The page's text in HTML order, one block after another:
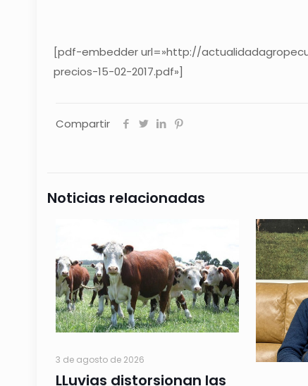
[pdf-embedder url=»http://
precios-15-02-2017.pdf»]
Compartir
Noticias relacionadas
3 de agosto de 2026
LLuvias distorsionan las